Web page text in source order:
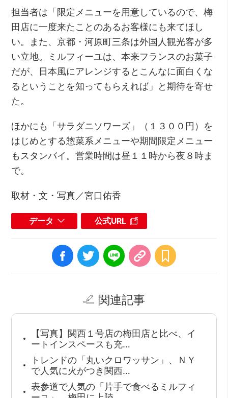
担当者は「限定メニューを用意しているので、梅
田店に一度来たことのあるお客様にも来てほし
い。また、京都・河原町三条は外国人観光客が多
い立地。ミルフィーユは、本来フランスのお菓子
だが、日本風にアレンジするとこんなに面白くな
るということを知ってもらえれば」と期待を寄せ
た。
ほかにも「サラダニソワーズ」（１３００円）を
はじめとする惣菜系メニューや期間限定メニュー
もスタンバイ。営業時間は昼１１時から夜８時ま
で。
取材・文・写真／宮口佑香
データ 公式URL
関連記事
【写真】関西１号店の梅田店と比べ、イ
ートインスペースも充…
トレンドの「丸いクロワッサン」、ＮＹ
で人気に火がつき関西…
表参道で人気の「片手で食べるミルフィ